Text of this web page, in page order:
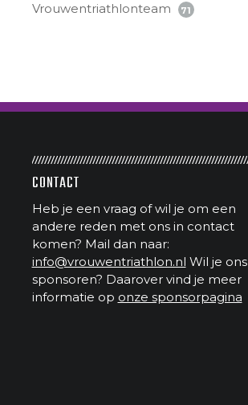
Vrouwentriathlonteam 71
CONTACT
Heb je een vraag of wil je om een
andere reden met ons in contact
komen? Mail dan naar:
info@vrouwentriathlon.nl Wil je ons
sponsoren? Daarover vind je meer
informatie op onze sponsorpagina